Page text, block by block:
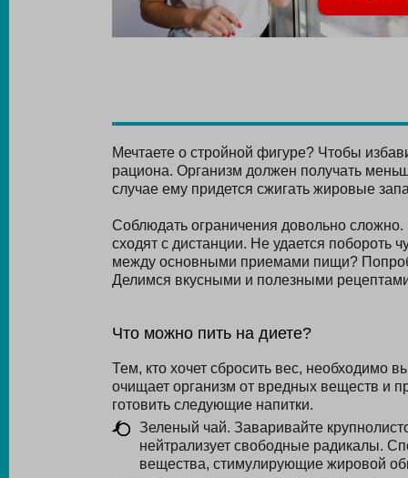
Мечтаете о стройной фигуре? Чтобы
рациона. Организм должен получать
случае ему придется сжигать жировые
Соблюдать ограничения довольно
сходят с дистанции. Не удается побороть
между основными приемами пищи?
Делимся вкусными и полезными
Что можно пить на диете?
Тем, кто хочет сбросить вес, необходимо
очищает организм от вредных веществ и
готовить следующие напитки.
Зеленый чай. Заваривайте
нейтрализует свободные радикалы.
вещества, стимулирующие жировой